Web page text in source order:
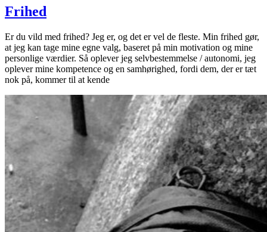
Frihed
Er du vild med frihed? Jeg er, og det er vel de fleste. Min frihed gør,
at jeg kan tage mine egne valg, baseret på min motivation og mine
personlige værdier. Så oplever jeg selvbestemmelse / autonomi, jeg
oplever mine kompetence og en samhørighed, fordi dem, der er tæt
nok på, kommer til at kende